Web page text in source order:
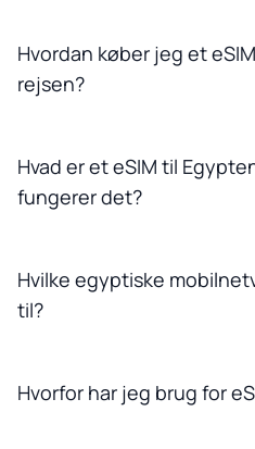
Hvordan køber jeg et
rejsen?
Hvad er et eSIM til
fungerer det?
Hvilke egyptiske
til?
Hvorfor har jeg brug for